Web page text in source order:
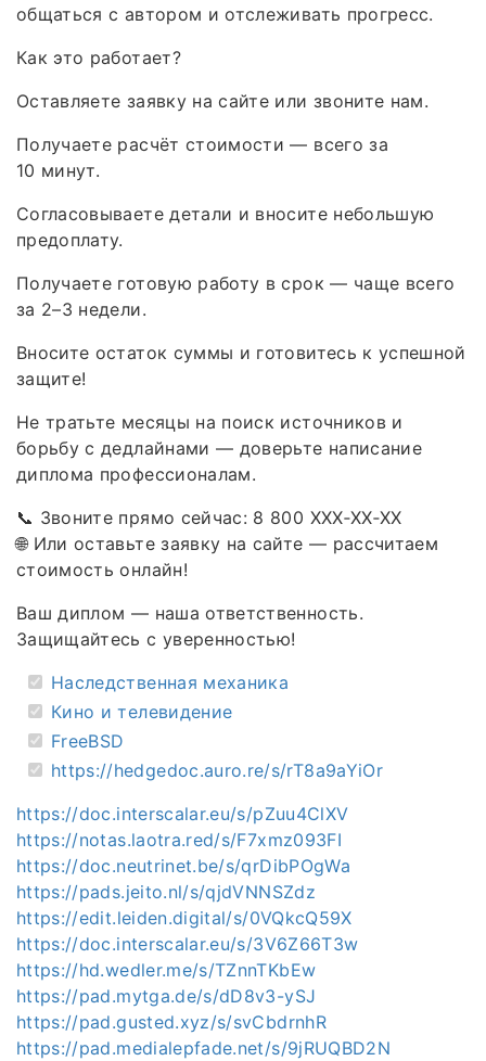
общаться с автором и отслеживать прогресс.
Как это работает?
Оставляете заявку на сайте или звоните нам.
Получаете расчёт стоимости — всего за
10 минут.
Согласовываете детали и вносите небольшую
предоплату.
Получаете готовую работу в срок — чаще всего
за 2–3 недели.
Вносите остаток суммы и готовитесь к успешной
защите!
Не тратьте месяцы на поиск источников и
борьбу с дедлайнами — доверьте написание
диплома профессионалам.
📞 Звоните прямо сейчас: 8 800 XXX‑XX‑XX
🌐 Или оставьте заявку на сайте — рассчитаем
стоимость онлайн!
Ваш диплом — наша ответственность.
Защищайтесь с уверенностью!
Наследственная механика
Кино и телевидение
FreeBSD
https://hedgedoc.auro.re/s/rT8a9aYiOr
https://doc.interscalar.eu/s/pZuu4ClXV
https://notas.laotra.red/s/F7xmz093FI
https://doc.neutrinet.be/s/qrDibPOgWa
https://pads.jeito.nl/s/qjdVNNSZdz
https://edit.leiden.digital/s/0VQkcQ59X
https://doc.interscalar.eu/s/3V6Z66T3w
https://hd.wedler.me/s/TZnnTKbEw
https://pad.mytga.de/s/dD8v3-ySJ
https://pad.gusted.xyz/s/svCbdrnhR
https://pad.medialepfade.net/s/9jRUQBD2N